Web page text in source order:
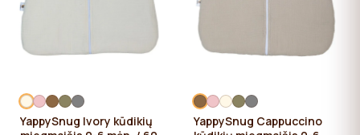
YappySnug Ivory kūdikių
YappySnug Cappuccino